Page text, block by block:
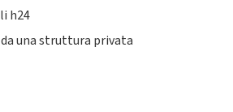
h24
una struttura privata